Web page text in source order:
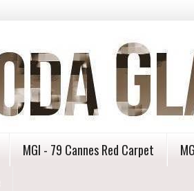
MGI - 79 Cannes Red Carpet